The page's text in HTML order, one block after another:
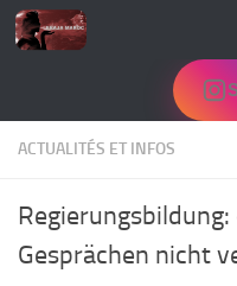
Skip to content
ACTUALITÉS ET INFOS
Gesprächen nicht